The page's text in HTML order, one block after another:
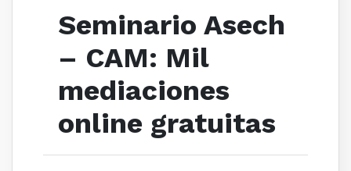
Seminario Asech
– CAM: Mil
mediaciones
online gratuitas